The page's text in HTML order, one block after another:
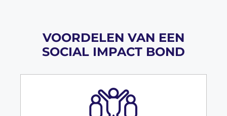
VOORDELEN VAN EEN
SOCIAL IMPACT BOND